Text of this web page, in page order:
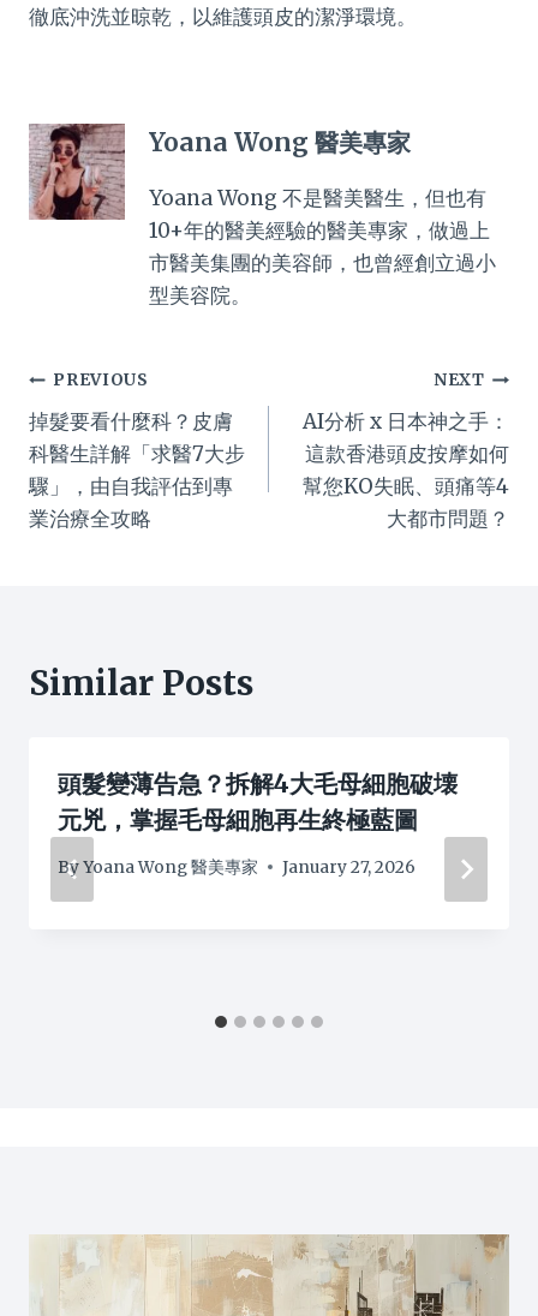
徹底沖洗並晾乾，以維護頭皮的潔淨環境。
Yoana Wong 醫美專家
Yoana Wong 不是醫美醫生，但也有
10+年的醫美經驗的醫美專家，做過上
市醫美集團的美容師，也曾經創立過小
型美容院。
Post
navigation
PREVIOUS
掉髮要看什麼科？皮膚
科醫生詳解「求醫7大步
驟」，由自我評估到專
業治療全攻略
NEXT
AI分析 x 日本神之手：
這款香港頭皮按摩如何
幫您KO失眠、頭痛等4
大都市問題？
Similar Posts
頭髮變薄告急？拆解4大毛母細胞破壊
元兇，掌握毛母細胞再生終極藍圖
ByYoana Wong 醫美專家 January 27, 2026